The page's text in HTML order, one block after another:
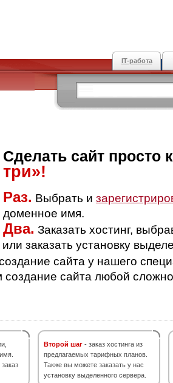
IT-работа
Сделать сайт просто
три»!
Раз. Выбрать и
доменное имя.
Два. Заказать хостинг,
заказать установку
сайта у нашего
создание сайта любой
Второй шаг - заказ хостинга из
предлагаемых тарифных планов.
Также вы можете заказать у нас
установку выделенного сервера.